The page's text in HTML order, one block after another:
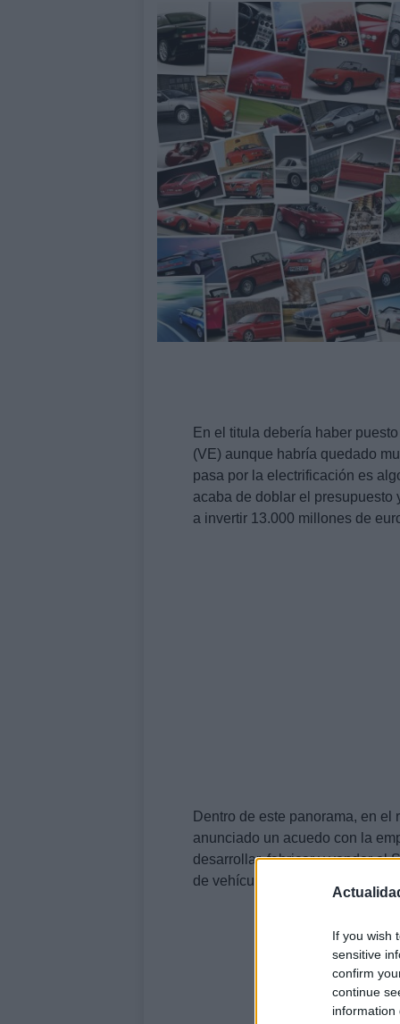
If you wish
sensitive
confirm
continue
information
En el titula debería haber
(VE) aunque habría quedado
pasa por la electrificación es
acaba de doblar el presupuesto
a invertir 13.000 millones de
Dentro de este panorama, en
anunciado un acuedo con la
desarrollar, fabricar y vender el
de vehículos eléctricos e